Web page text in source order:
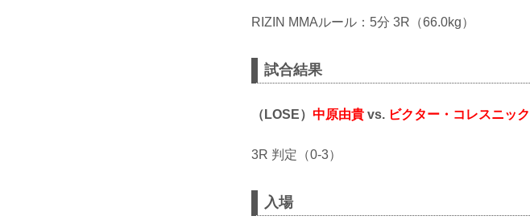
RIZIN MMAルール：5分 3R（66.0kg）
試合結果
（LOSE） 中原由貴 vs. ビクター・コレスニック
3R 判定（0-3）
入場